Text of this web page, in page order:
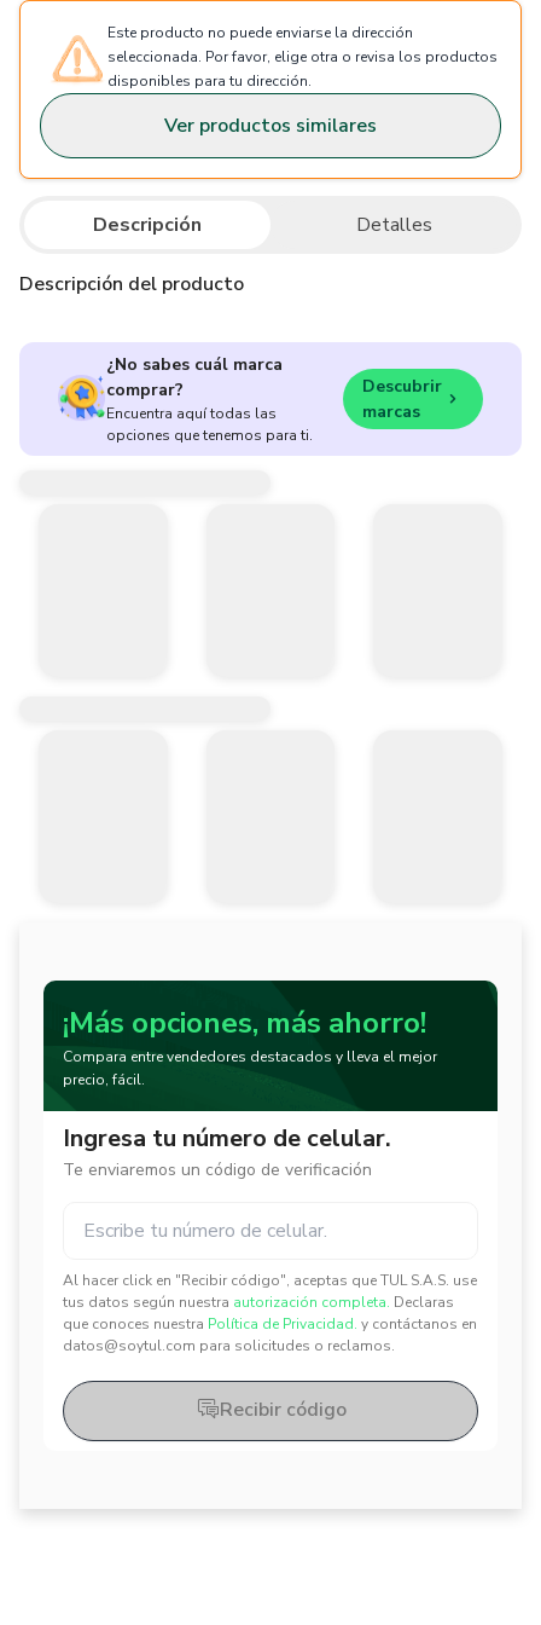
Este producto no puede enviarse la dirección
seleccionada. Por favor, elige otra o revisa los productos
disponibles para tu dirección.
Ver productos similares
Descripción Detalles
Descripción del producto
¿No sabes cuál marca
comprar?
Encuentra aquí todas las
opciones que tenemos para ti.
Descubrir
marcas
¡Más opciones, más ahorro!
Compara entre vendedores destacados y lleva el mejor
precio, fácil.
Ingresa tu número de celular.
Te enviaremos un código de verificación
Al hacer click en "Recibir código", aceptas que TUL S.A.S. use
tus datos según nuestra autorización completa. Declaras
que conoces nuestra Política de Privacidad. y contáctanos en
datos@soytul.com para solicitudes o reclamos.
✕
✕
Recibir código